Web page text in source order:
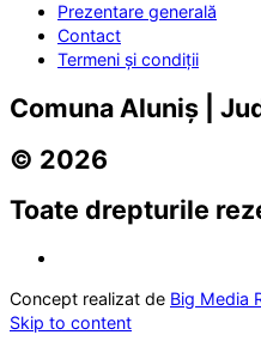
Prezentare generală
Contact
Termeni și condiții
Comuna Aluniș |
© 2026
Toate drepturile
Concept realizat de Big Media
Skip to content